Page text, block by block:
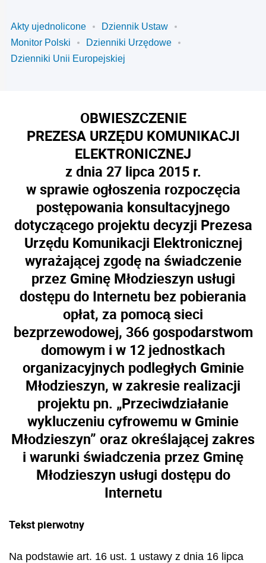
Akty ujednolicone
Dziennik Ustaw
Monitor Polski
Dzienniki Urzędowe
Dzienniki Unii Europejskiej
OBWIESZCZENIE
PREZESA URZĘDU KOMUNIKACJI
ELEKTRONICZNEJ
z dnia 27 lipca 2015 r.
w sprawie ogłoszenia rozpoczęcia
postępowania konsultacyjnego
dotyczącego projektu decyzji Prezesa
Urzędu Komunikacji Elektronicznej
wyrażającej zgodę na świadczenie
przez Gminę Młodzieszyn usługi
dostępu do Internetu bez pobierania
opłat, za pomocą sieci
bezprzewodowej, 366 gospodarstwom
domowym i w 12 jednostkach
organizacyjnych podległych Gminie
Młodzieszyn, w zakresie realizacji
projektu pn. „Przeciwdziałanie
wykluczeniu cyfrowemu w Gminie
Młodzieszyn” oraz określającej zakres
i warunki świadczenia przez Gminę
Młodzieszyn usługi dostępu do
Internetu
Tekst pierwotny
Na podstawie art. 16 ust. 1 ustawy z dnia 16 lipca